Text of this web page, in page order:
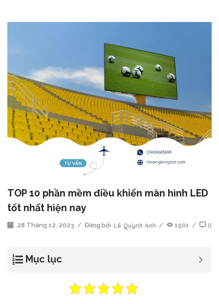
TOP 10 phần mềm điều khiển màn hình LED
tốt nhất hiện nay
28 Tháng 12, 2023 / Đăng bởi Lê Quỳnh Anh / 1501 / 0
Mục lục